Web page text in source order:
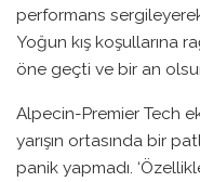
performans
Yoğun kış koşullarına
öne geçti ve bir an
Alpecin-Premier Tech
yarışın ortasında bir
panik yapmadı.